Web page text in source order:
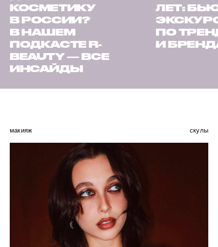
КОСМЕТИКУ
В РОССИИ?
В НАШЕМ
ПОДКАСТЕ R-
BEAUTY — ВСЕ
ИНСАЙДЫ
ЛЕТ:
ПО
И
макияж скулы